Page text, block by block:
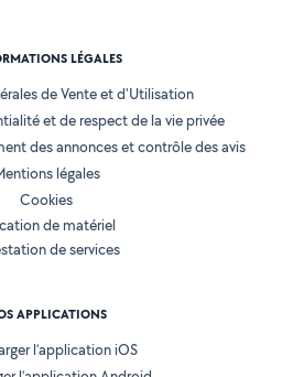
LÉGALES
de Vente et d'Utilisation
et de respect de la vie privée
des annonces et contrôle des avis
légales
Cookies
de matériel
de services
APPLICATIONS
l’application iOS